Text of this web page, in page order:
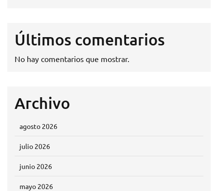
Últimos comentarios
No hay comentarios que mostrar.
Archivo
agosto 2026
julio 2026
junio 2026
mayo 2026